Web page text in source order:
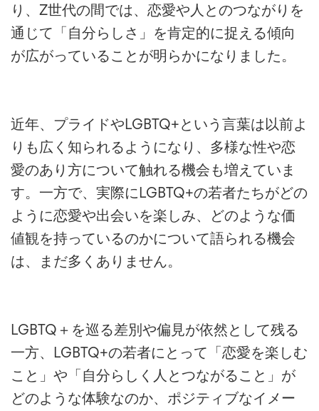
り、Z世代の間では、恋愛や人とのつながりを
通じて「自分らしさ」を肯定的に捉える傾向
が広がっていることが明らかになりました。
近年、プライドやLGBTQ+という言葉は以前よ
りも広く知られるようになり、多様な性や恋
愛のあり方について触れる機会も増えていま
す。一方で、実際にLGBTQ+の若者たちがどの
ように恋愛や出会いを楽しみ、どのような価
値観を持っているのかについて語られる機会
は、まだ多くありません。
LGBTQ＋を巡る差別や偏見が依然として残る
一方、LGBTQ+の若者にとって「恋愛を楽しむ
こと」や「自分らしく人とつながること」が
どのような体験なのか、ポジティブなイメー